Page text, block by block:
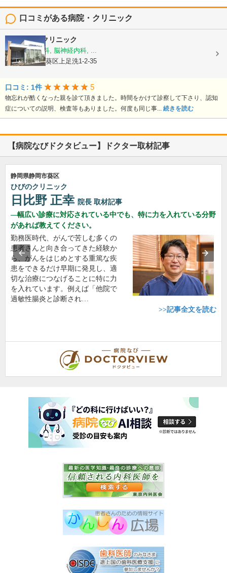
口コミがある病院・クリニック
上足洗内科クリニック
内科, 老年内科, 脳神経内科, ...
静岡県静岡市葵区上足洗1-2-35
口コミ: 1件 5
物忘れが酷くなった親を診て頂きました。時間をかけて診察して下さり、認知
症についての説明、検査等もありました。何度も同じ事... 続きを読む
【病院なびドクタビュー】ドクター取材記事
静岡県静岡市葵区
ひびのクリニック
日比野 正幸 院長 取材記事
幅広い診療に対応されている中でも、特に力を入れている分野
があれば教えてください。
勤務医時代、がんで苦しむ多くの
患者さんと向き合ってきた経験か
ら、がんをはじめとする重篤な疾
患をできるだけ早期に発見し、適
切な治療につなげることに特に力
を入れています。例えば「他院で
過敏性腸炎と診断され…
>>記事全文を読む